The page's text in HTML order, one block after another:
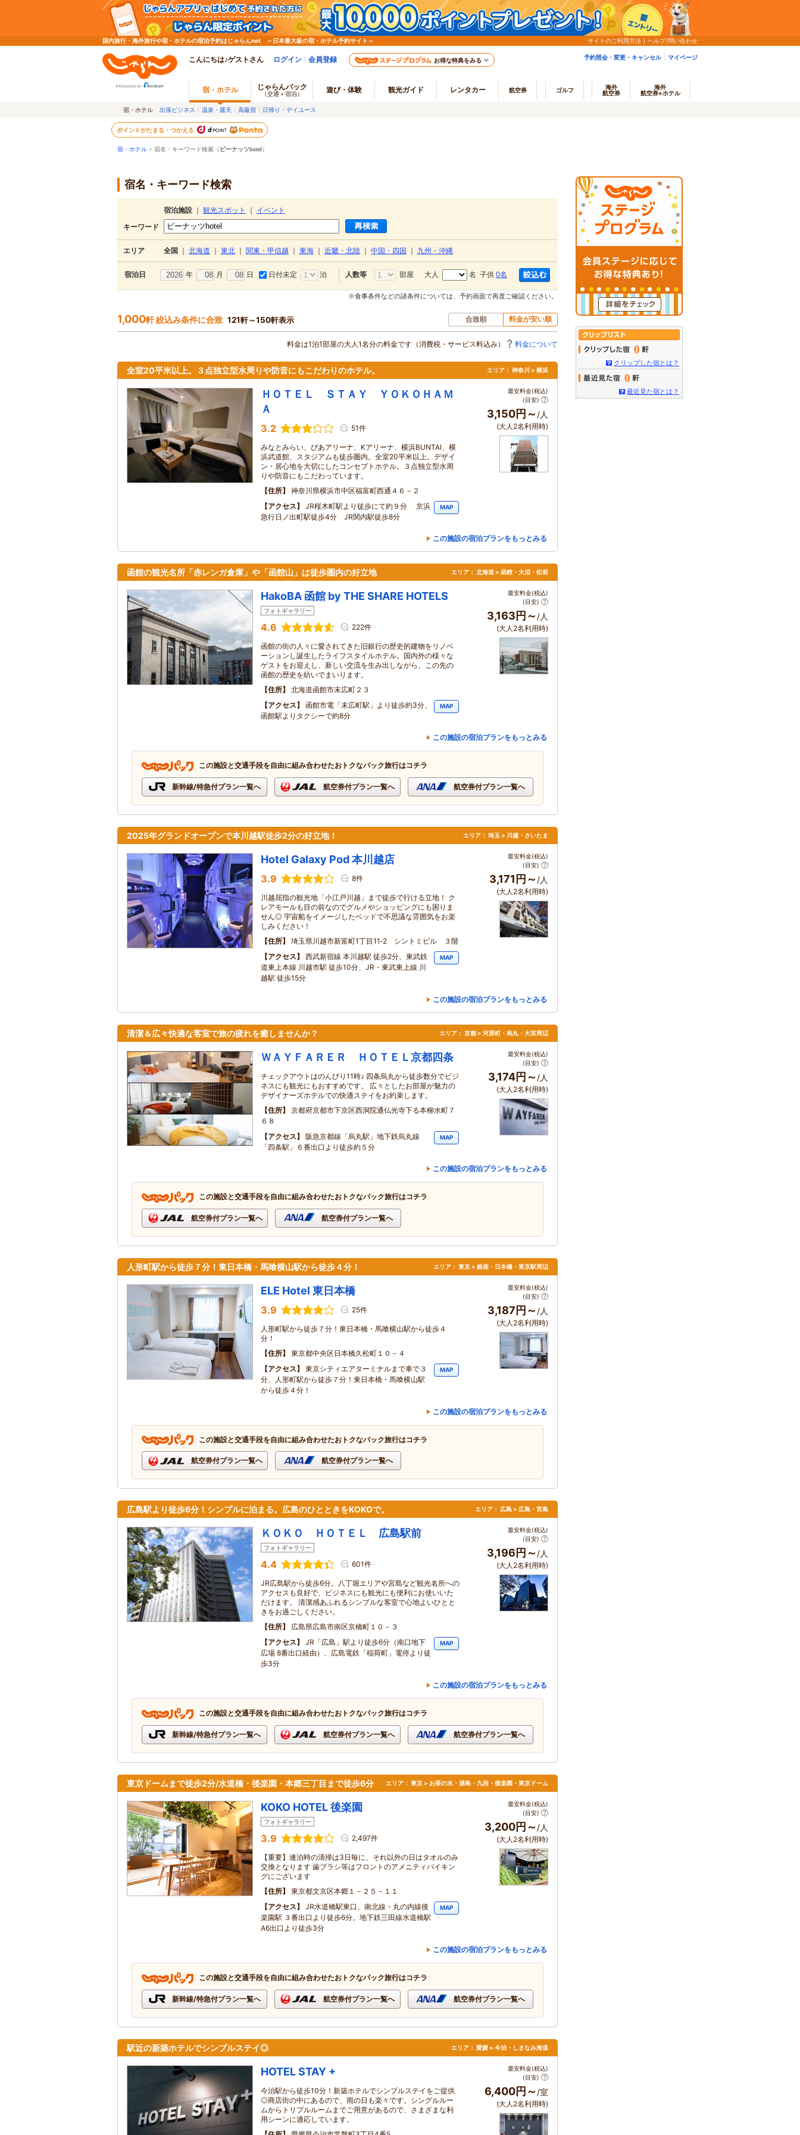
国内旅行・海外旅行や宿・ホテルの宿泊予約はじゃらんnet ～日本最大級の宿・ホテル予約サイト～ サイトのご利用方法 ヘルプ/問い合わせ
こんにちは♪ゲストさん ログイン 会員登録 お得な特典をみる 予約照会・変更・キャンセル マイページ
宿・ホテル じゃらんパック
（交通＋宿泊） 遊び・体験 観光ガイド レンタカー 航空券 ゴルフ
海外
航空券
海外
航空券+ホテル
宿・ホテル 出張ビジネス 温泉・露天 高級宿 日帰り・デイユース
ポイントがたまる・つかえる
宿・ホテル > 宿名・キーワード検索（ ピーナッツhotel）
宿名・キーワード検索
宿泊施設 観光スポット
イベント
キーワード
エリア 全国 北海道 東北 関東・甲信越 東海 近畿・北陸 中国・四国 九州・沖縄
宿泊日 年 月 日 日付未定 泊 人数等 部屋 大人 名 子供 0名
※食事条件などの諸条件については、予約画面で再度ご確認ください。
1,000軒 絞込み条件に合致 121軒～150軒表示 合致順 料金が安い順
料金は1泊1部屋の大人1名分の料金です（消費税・サービス料込み） 料金について
全室20平米以上。３点独立型水周りや防音にもこだわりのホテル。 エリア： 神奈川 > 横浜
ＨＯＴＥＬ ＳＴＡＹ ＹＯＫＯＨＡＭ
Ａ
3.2 51件
みなとみらい、ぴあアリーナ、Kアリーナ、横浜BUNTAI、横
浜武道館、スタジアムも徒歩圏内。全室20平米以上。デザイ
ン・居心地を大切にしたコンセプトホテル。３点独立型水周
りや防音にもこだわっています。
住所
神奈川県横浜市中区福富町西通４６－２
アクセス
JR桜木町駅より徒歩にて約９分 京浜
急行日ノ出町駅徒歩4分 JR関内駅徒歩8分
MAP
最安料金(税込)
(目安)
3,150円～ /人
(大人2名利用時)
この施設の宿泊プランをもっとみる
函館の観光名所「赤レンガ倉庫」や「函館山」は徒歩圏内の好立地 エリア： 北海道 > 函館・大沼・松前
HakoBA 函館 by THE SHARE HOTELS
フォトギャラリー
4.6 222件
函館の街の人々に愛されてきた旧銀行の歴史的建物をリノベ
ーションし誕生したライフスタイルホテル。国内外の様々な
ゲストをお迎えし、新しい交流を生み出しながら、この先の
函館の歴史を紡いでまいります。
住所
北海道函館市末広町２３
アクセス
函館市電「末広町駅」より徒歩約3分、
函館駅よりタクシーで約8分
MAP
最安料金(税込)
(目安)
3,163円～ /人
(大人2名利用時)
この施設の宿泊プランをもっとみる
この施設と交通手段を自由に組み合わせたおトクなパック旅行はコチラ
新幹線/特急付プラン一覧へ 航空券付プラン一覧へ 航空券付プラン一覧へ
2025年グランドオープンで本川越駅徒歩2分の好立地！ エリア： 埼玉 > 川越・さいたま
Hotel Galaxy Pod 本川越店
3.9 8件
川越屈指の観光地「小江戸川越」まで徒歩で行ける立地！ ク
レアモールも目の前なのでグルメやショッピングにも困りま
せん◎ 宇宙船をイメージしたベッドで不思議な雰囲気をお楽
しみください！
住所
埼玉県川越市新富町1丁目11‐2 シントミビル ３階
アクセス
西武新宿線 本川越駅 徒歩2分、東武鉄
道東上本線 川越市駅 徒歩10分、JR・東武東上線 川
越駅 徒歩15分
MAP
最安料金(税込)
(目安)
3,171円～ /人
(大人2名利用時)
この施設の宿泊プランをもっとみる
清潔＆広々快適な客室で旅の疲れを癒しませんか？ エリア： 京都 > 河原町・烏丸・大宮周辺
ＷＡＹＦＡＲＥＲ ＨＯＴＥＬ京都四条
チェックアウトはのんびり11時♪ 四条烏丸から徒歩数分でビジ
ネスにも観光にもおすすめです。 広々としたお部屋が魅力の
デザイナーズホテルでの快適ステイをお約束します。
住所
京都府京都市下京区西洞院通仏光寺下る本柳水町７
６８
アクセス
阪急京都線「烏丸駅」地下鉄烏丸線
「四条駅」６番出口より徒歩約５分
MAP
最安料金(税込)
(目安)
3,174円～ /人
(大人2名利用時)
この施設の宿泊プランをもっとみる
この施設と交通手段を自由に組み合わせたおトクなパック旅行はコチラ
航空券付プラン一覧へ 航空券付プラン一覧へ
人形町駅から徒歩７分！東日本橋・馬喰横山駅から徒歩４分！ エリア： 東京 > 銀座・日本橋・東京駅周辺
ELE Hotel 東日本橋
3.9 25件
人形町駅から徒歩７分！東日本橋・馬喰横山駅から徒歩４
分！
住所
東京都中央区日本橋久松町１０－４
アクセス
東京シティエアターミナルまで車で３
分、人形町駅から徒歩７分！東日本橋・馬喰横山駅
から徒歩４分！
MAP
最安料金(税込)
(目安)
3,187円～ /人
(大人2名利用時)
この施設の宿泊プランをもっとみる
この施設と交通手段を自由に組み合わせたおトクなパック旅行はコチラ
航空券付プラン一覧へ 航空券付プラン一覧へ
広島駅より徒歩6分！シンプルに泊まる。広島のひとときをKOKOで。 エリア： 広島 > 広島・宮島
ＫＯＫＯ ＨＯＴＥＬ 広島駅前
フォトギャラリー
4.4 601件
JR広島駅から徒歩6分。八丁堀エリアや宮島など観光名所への
アクセスも良好で、ビジネスにも観光にも便利にお使いいた
だけます。 清潔感あふれるシンプルな客室で心地よいひとと
きをお過ごしください。
住所
広島県広島市南区京橋町１０－３
アクセス
JR「広島」駅より徒歩6分（南口地下
広場 8番出口経由）、広島電鉄「稲荷町」電停より徒
歩3分
MAP
最安料金(税込)
(目安)
3,196円～/人
(大人2名利用時)
この施設の宿泊プランをもっとみる
この施設と交通手段を自由に組み合わせたおトクなパック旅行はコチラ
新幹線/特急付プラン一覧へ 航空券付プラン一覧へ 航空券付プラン一覧へ
東京ドームまで徒歩2分/水道橋・後楽園・本郷三丁目まで徒歩6分 エリア： 東京 > お茶の水・湯島・九段・後楽園・東京ドーム
KOKO HOTEL 後楽園
フォトギャラリー
3.9 2,497件
【重要】連泊時の清掃は3日毎に、それ以外の日はタオルのみ
交換となります 歯ブラシ等はフロントのアメニティバイキン
グにございます
住所
東京都文京区本郷１－２５－１１
アクセス
JR水道橋駅東口、南北線・丸の内線後
楽園駅 ３番出口より徒歩6分。地下鉄三田線水道橋駅
A6出口より徒歩3分
MAP
最安料金(税込)
(目安)
3,200円～ /人
(大人2名利用時)
この施設の宿泊プランをもっとみる
この施設と交通手段を自由に組み合わせたおトクなパック旅行はコチラ
新幹線/特急付プラン一覧へ 航空券付プラン一覧へ 航空券付プラン一覧へ
駅近の新築ホテルでシンプルステイ◎ エリア： 愛媛 > 今治・しまなみ海道
HOTEL STAY +
今治駅から徒歩10分！新築ホテルでシンプルステイをご提供
◎商店街の中にあるので、雨の日も楽々です。シングルルー
ムからトリプルルームまでご用意があるので、さまざまな利
用シーンに適応しています。
最安料金(税込)
(目安)
6,400円～ /室
(大人2名利用時)
0
クリップした宿とは？
0
最近見た宿とは？